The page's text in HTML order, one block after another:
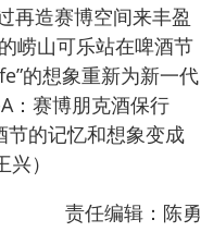
再造赛博空间来丰盈
崂山可乐站在啤酒节
的想象重新为新一代
：赛博朋克酒保行
节的记忆和想象变成
）
责任编辑：陈勇